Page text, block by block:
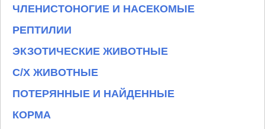
ЧЛЕНИСТОНОГИЕ И НАСЕКОМЫЕ
РЕПТИЛИИ
ЭКЗОТИЧЕСКИЕ ЖИВОТНЫЕ
С/Х ЖИВОТНЫЕ
ПОТЕРЯННЫЕ И НАЙДЕННЫЕ
КОРМА